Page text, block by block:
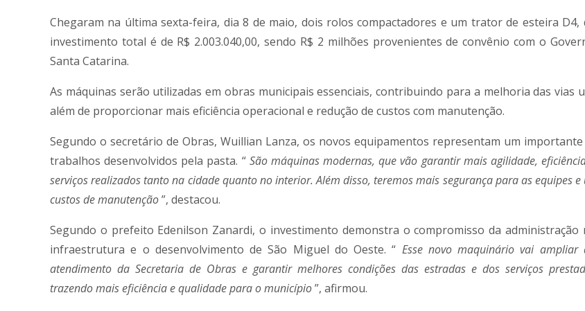
Chegaram na última sexta-feira, dia 8 de maio, dois rolos compactadores e um trator de esteira D4,
investimento total é de R$ 2.003.040,00, sendo R$ 2 milhões provenientes de convênio com o
Santa Catarina.
As máquinas serão utilizadas em obras municipais essenciais, contribuindo para a melhoria das vias
além de proporcionar mais eficiência operacional e redução de custos com manutenção.
Segundo o secretário de Obras, Wuillian Lanza, os novos equipamentos representam um
trabalhos desenvolvidos pela pasta. “ São máquinas modernas, que vão garantir mais agilidade,
serviços realizados tanto na cidade quanto no interior. Além disso, teremos mais segurança para as equipes
custos de manutenção”, destacou.
Segundo o prefeito Edenilson Zanardi, o investimento demonstra o compromisso da administração
infraestrutura e o desenvolvimento de São Miguel do Oeste. “ Esse novo maquinário vai ampliar
atendimento da Secretaria de Obras e garantir melhores condições das estradas e dos serviços
trazendo mais eficiência e qualidade para o município”, afirmou.